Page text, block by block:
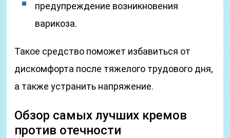
предупреждение возникновения
варикоза.
Такое средство поможет избавиться от
дискомфорта после тяжелого трудового дня,
а также устранить напряжение.
Обзор самых лучших кремов
против отечности